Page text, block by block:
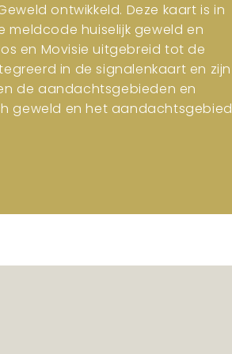
ontwikkeld. Deze kaart is in
meldcode huiselijk geweld en
en Movisie uitgebreid tot de
in de signalenkaart en zijn
de aandachtsgebieden en
geweld en het aandachtsgebied